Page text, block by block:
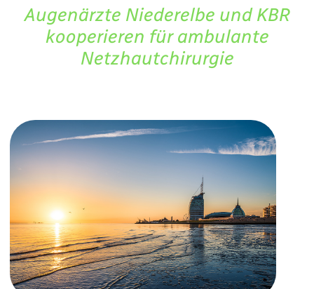
Augenärzte Niederelbe und KBR
kooperieren für ambulante
Netzhautchirurgie